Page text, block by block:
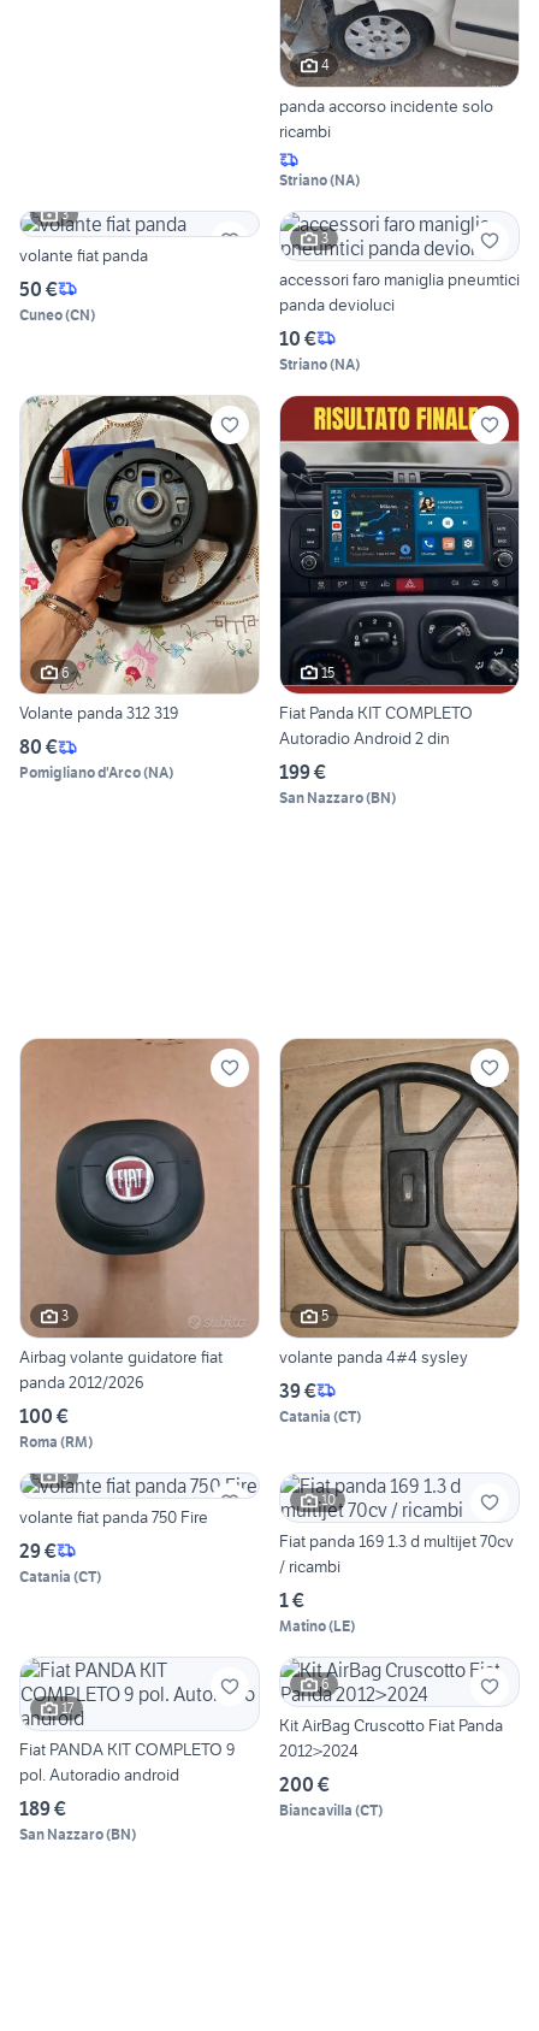
4
panda accorso incidente solo
ricambi
Striano(NA)
3
volante fiat panda
50 €
Cuneo(CN)
3
accessori faro maniglia pneumtici
panda devioluci
10 €
Striano(NA)
6
Volante panda 312 319
80 €
Pomigliano d'Arco(NA)
15
Fiat Panda KIT COMPLETO
Autoradio Android 2 din
199 €
San Nazzaro(BN)
3
Airbag volante guidatore fiat
panda 2012/2026
100 €
Roma (RM)
5
volante panda 4#4 sysley
39 €
Catania (CT)
3
volante fiat panda 750 Fire
29 €
Catania (CT)
10
Fiat panda 169 1.3 d multijet 70cv
/ ricambi
1 €
Matino(LE)
17
Fiat PANDA KIT COMPLETO 9
pol. Autoradio android
189 €
San Nazzaro(BN)
6
Kit AirBag Cruscotto Fiat Panda
2012>2024
200 €
Biancavilla (CT)